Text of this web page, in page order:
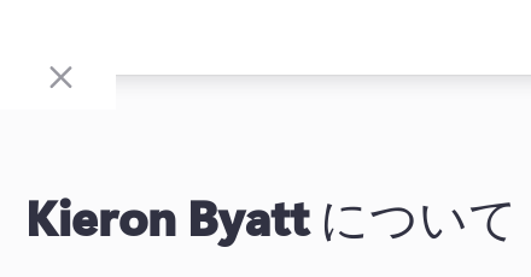
Kieron Byattについて